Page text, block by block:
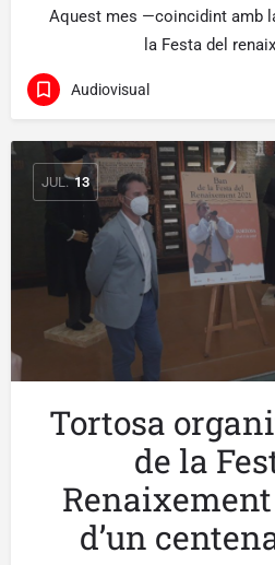
Aquest mes —coincidint amb
la Festa del
Audiovisual
JUL. 13
Tortosa
de la
d’un